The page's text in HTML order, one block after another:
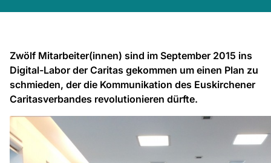
Zwölf Mitarbeiter(innen) sind im September 2015 ins
Digital-Labor der Caritas gekommen um einen Plan zu
schmieden, der die Kommunikation des Euskirchener
Caritasverbandes revolutionieren dürfte.